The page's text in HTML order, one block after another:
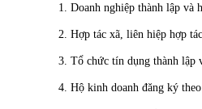
1. Doanh nghiệp thành lập và
2. Hợp tác xã, liên hiệp hợp
3. Tổ chức tín dụng thành lập
4. Hộ kinh doanh đăng ký